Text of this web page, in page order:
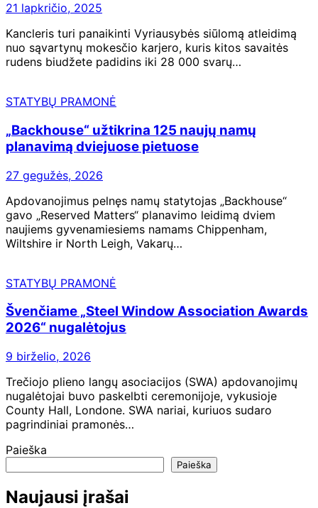
21 lapkričio, 2025
Kancleris turi panaikinti Vyriausybės siūlomą atleidimą
nuo sąvartynų mokesčio karjero, kuris kitos savaitės
rudens biudžete padidins iki 28 000 svarų…
STATYBŲ PRAMONĖ
„Backhouse“ užtikrina 125 naujų namų
planavimą dviejuose pietuose
27 gegužės, 2026
Apdovanojimus pelnęs namų statytojas „Backhouse“
gavo „Reserved Matters“ planavimo leidimą dviem
naujiems gyvenamiesiems namams Chippenham,
Wiltshire ir North Leigh, Vakarų…
STATYBŲ PRAMONĖ
Švenčiame „Steel Window Association Awards
2026“ nugalėtojus
9 birželio, 2026
Trečiojo plieno langų asociacijos (SWA) apdovanojimų
nugalėtojai buvo paskelbti ceremonijoje, vykusioje
County Hall, Londone. SWA nariai, kuriuos sudaro
pagrindiniai pramonės…
Paieška
Paieška
Naujausi įrašai